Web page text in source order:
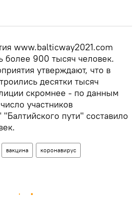
www.balticway2021.com
более 900 тысяч человек.
утверждают, что в
десятки тысяч
скромнее - по данным
участников
пути" составило
вакцина коронавирус